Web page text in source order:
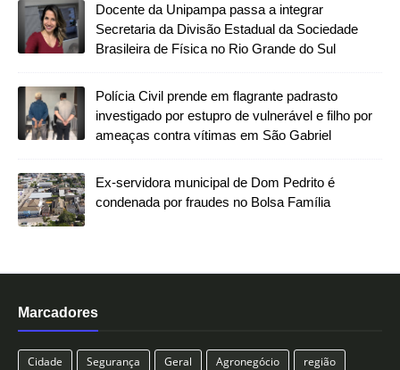
Docente da Unipampa passa a integrar
Secretaria da Divisão Estadual da Sociedade
Brasileira de Física no Rio Grande do Sul
Polícia Civil prende em flagrante padrasto
investigado por estupro de vulnerável e filho por
ameaças contra vítimas em São Gabriel
Ex-servidora municipal de Dom Pedrito é
condenada por fraudes no Bolsa Família
Marcadores
Cidade Segurança Geral Agronegócio
região